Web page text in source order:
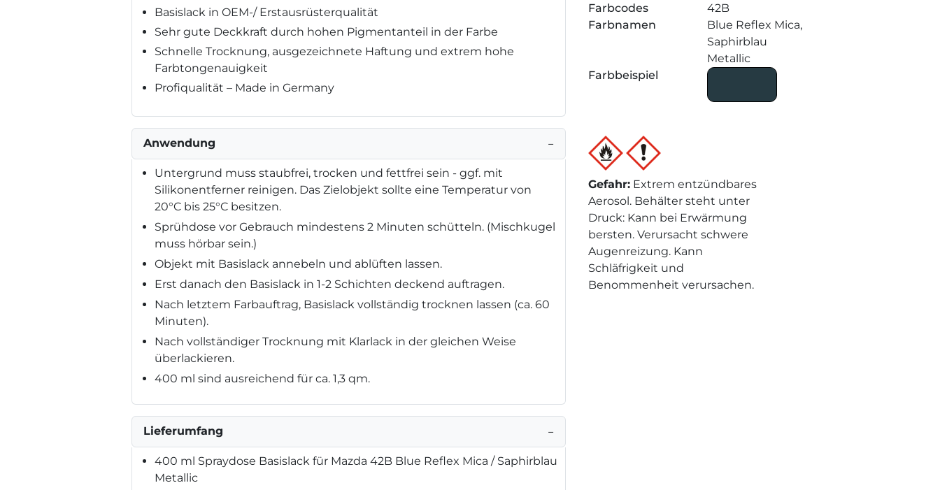
Basislack in OEM-/ Erstausrüsterqualität
Sehr gute Deckkraft durch hohen Pigmentanteil in der Farbe
Schnelle Trocknung, ausgezeichnete Haftung und extrem hohe
Farbtongenauigkeit
Profiqualität – Made in Germany
Anwendung −
Untergrund muss staubfrei, trocken und fettfrei sein - ggf. mit
Silikonentferner reinigen. Das Zielobjekt sollte eine Temperatur von
20°C bis 25°C besitzen.
Sprühdose vor Gebrauch mindestens 2 Minuten schütteln. (Mischkugel
muss hörbar sein.)
Objekt mit Basislack annebeln und ablüften lassen.
Erst danach den Basislack in 1-2 Schichten deckend auftragen.
Nach letztem Farbauftrag, Basislack vollständig trocknen lassen (ca. 60
Minuten).
Nach vollständiger Trocknung mit Klarlack in der gleichen Weise
überlackieren.
400 ml sind ausreichend für ca. 1,3 qm.
Lieferumfang −
400 ml Spraydose Basislack für Mazda 42B Blue Reflex Mica / Saphirblau
Metallic
Farbcodes
42B
Farbnamen
Blue Reflex Mica,
Saphirblau
Metallic
Farbbeispiel
Gefahr: Extrem entzündbares
Aerosol. Behälter steht unter
Druck: Kann bei Erwärmung
bersten. Verursacht schwere
Augenreizung. Kann
Schläfrigkeit und
Benommenheit verursachen.